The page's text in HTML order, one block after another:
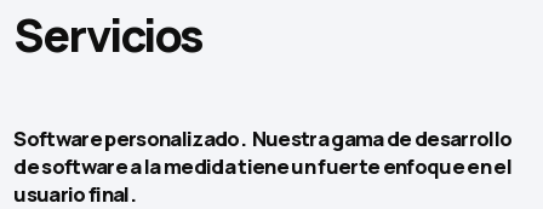
Servicios
Software personalizado. Nuestra gama de desarrollo
de software a la medida tiene un fuerte enfoque en el
usuario final.